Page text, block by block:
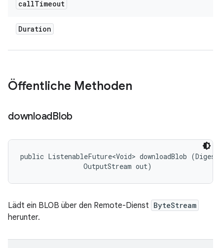
callTimeout
Duration
Öffentliche Methoden
downloadBlob
public ListenableFuture<Void> downloadBlob
                OutputStream out)
Lädt ein BLOB über den Remote-Dienst ByteStream
herunter.